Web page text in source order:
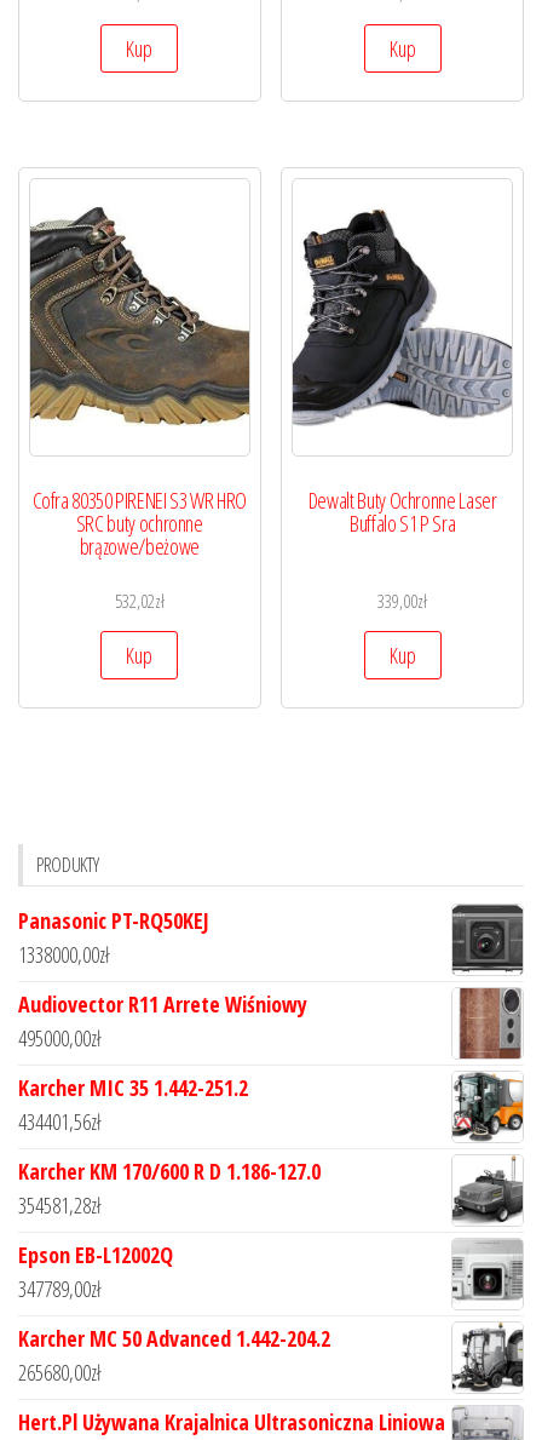
Kup Kup
Cofra 80350 PIRENEI S3 WR HRO
SRC buty ochronne
brązowe/beżowe
532,02zł
Kup
Dewalt Buty Ochronne Laser
Buffalo S1 P Sra
339,00zł
Kup
PRODUKTY
Panasonic PT-RQ50KEJ
1338000,00zł
Audiovector R11 Arrete Wiśniowy
495000,00zł
Karcher MIC 35 1.442-251.2
434401,56zł
Karcher KM 170/600 R D 1.186-127.0
354581,28zł
Epson EB-L12002Q
347789,00zł
Karcher MC 50 Advanced 1.442-204.2
265680,00zł
Hert.Pl Używana Krajalnica Ultrasoniczna Liniowa